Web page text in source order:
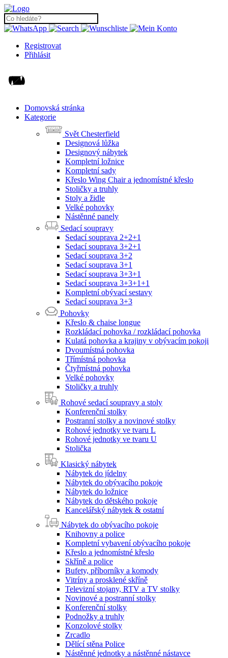
Registrovat
Přihlásit
Domovská stránka
Kategorie
Svět Chesterfield
Designová lůžka
Designový nábytek
Kompletní ložnice
Kompletní sady
Křeslo Wing Chair a jednomístné křeslo
Stoličky a truhly
Stoly a židle
Velké pohovky
Nástěnné panely
Sedací soupravy
Sedací souprava 2+2+1
Sedací souprava 3+2+1
Sedací souprava 3+2
Sedací souprava 3+1
Sedací souprava 3+3+1
Sedací souprava 3+3+1+1
Kompletní obývací sestavy
Sedací souprava 3+3
Pohovky
Křeslo & chaise longue
Rozkládací pohovka / rozkládací pohovka
Kulatá pohovka a krajiny v obývacím pokoji
Dvoumístná pohovka
Třímístná pohovka
Čtyřmístná pohovka
Velké pohovky
Stoličky a truhly
Rohové sedací soupravy a stoly
Konferenční stolky
Postranní stolky a novinové stolky
Rohové jednotky ve tvaru L
Rohové jednotky ve tvaru U
Stolička
Klasický nábytek
Nábytek do jídelny
Nábytek do obývacího pokoje
Nábytek do ložnice
Nábytek do dětského pokoje
Kancelářský nábytek & ostatní
Nábytek do obývacího pokoje
Knihovny a police
Kompletní vybavení obývacího pokoje
Křeslo a jednomístné křeslo
Skříně a police
Bufety, příborníky a komody
Vitríny a prosklené skříně
Televizní stojany, RTV a TV stolky
Novinové a postranní stolky
Konferenční stolky
Podnožky a truhly
Konzolové stolky
Zrcadlo
Dělící stěna Police
Nástěnné jednotky a nástěnné nástavce